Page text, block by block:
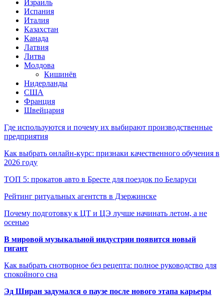
Израиль
Испания
Италия
Казахстан
Канада
Латвия
Литва
Молдова
Кишинёв
Нидерланды
США
Франция
Швейцария
Где используются и почему их выбирают производственные
предприятия
Как выбрать онлайн-курс: признаки качественного обучения в
2026 году
ТОП 5: прокатов авто в Бресте для поездок по Беларуси
Рейтинг ритуальных агентств в Дзержинске
Почему подготовку к ЦТ и ЦЭ лучше начинать летом, а не
осенью
В мировой музыкальной индустрии появится новый
гигант
Как выбрать снотворное без рецепта: полное руководство для
спокойного сна
Эд Ширан задумался о паузе после нового этапа карьеры